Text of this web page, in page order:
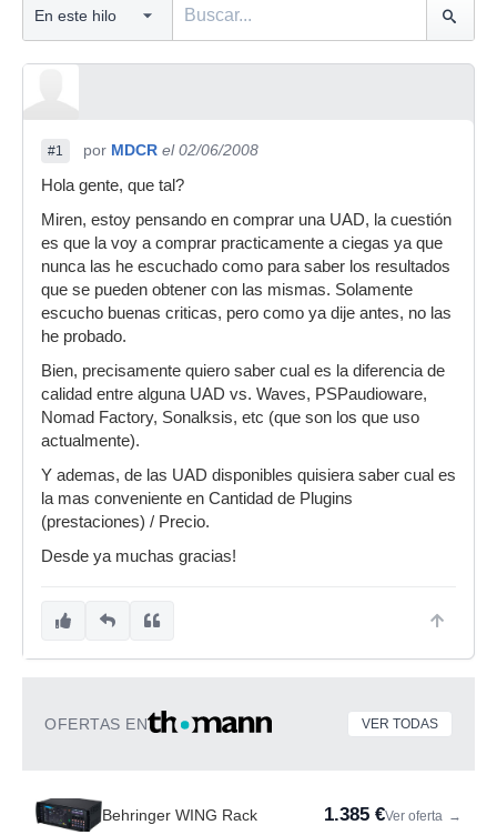
#1 por MDCR el 02/06/2008
Hola gente, que tal?
Miren, estoy pensando en comprar una UAD, la cuestión
es que la voy a comprar practicamente a ciegas ya que
nunca las he escuchado como para saber los resultados
que se pueden obtener con las mismas. Solamente
escucho buenas criticas, pero como ya dije antes, no las
he probado.
Bien, precisamente quiero saber cual es la diferencia de
calidad entre alguna UAD vs. Waves, PSPaudioware,
Nomad Factory, Sonalksis, etc (que son los que uso
actualmente).
Y ademas, de las UAD disponibles quisiera saber cual es
la mas conveniente en Cantidad de Plugins
(prestaciones) / Precio.
Desde ya muchas gracias!
OFERTAS EN VER TODAS
Behringer WING Rack 1.385 €Ver oferta →